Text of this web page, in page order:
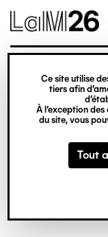
Gestion des
Ce site utilise
tiers afin
À l’exception
du site, vous
Tout
contenu
© Crédit
métropole
contemporain